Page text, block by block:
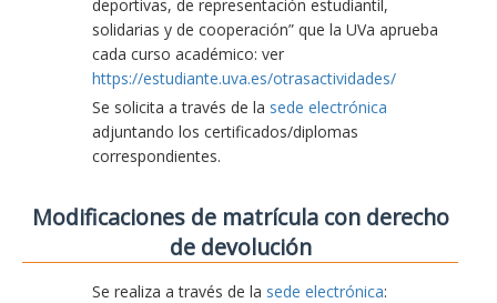
deportivas, de representación estudiantil,
solidarias y de cooperación” que la UVa aprueba
cada curso académico: ver
https://estudiante.uva.es/otrasactividades/
Se solicita a través de la sede electrónica
adjuntando los certificados/diplomas
correspondientes.
Modificaciones de matrícula con derecho
de devolución
Se realiza a través de la sede electrónica: